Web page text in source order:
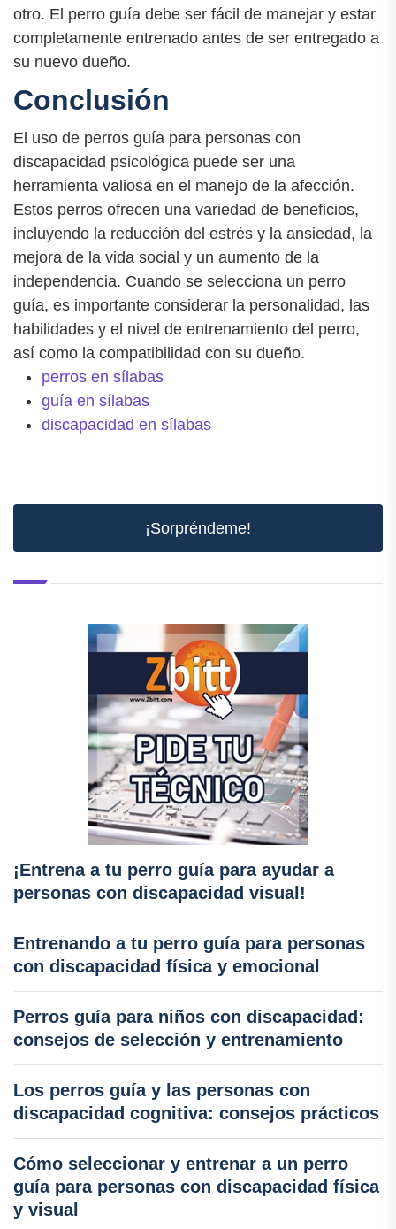
otro. El perro guía debe ser fácil de manejar y estar
completamente entrenado antes de ser entregado a
su nuevo dueño.
Conclusión
El uso de perros guía para personas con
discapacidad psicológica puede ser una
herramienta valiosa en el manejo de la afección.
Estos perros ofrecen una variedad de beneficios,
incluyendo la reducción del estrés y la ansiedad, la
mejora de la vida social y un aumento de la
independencia. Cuando se selecciona un perro
guía, es importante considerar la personalidad, las
habilidades y el nivel de entrenamiento del perro,
así como la compatibilidad con su dueño.
perros en sílabas
guía en sílabas
discapacidad en sílabas
¡Sorpréndeme!
¡Entrena a tu perro guía para ayudar a
personas con discapacidad visual!
Entrenando a tu perro guía para personas
con discapacidad física y emocional
Perros guía para niños con discapacidad:
consejos de selección y entrenamiento
Los perros guía y las personas con
discapacidad cognitiva: consejos prácticos
Cómo seleccionar y entrenar a un perro
guía para personas con discapacidad física
y visual